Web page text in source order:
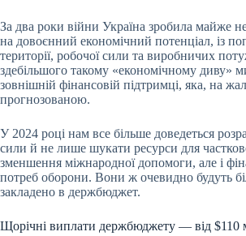
За два роки війни Україна зробила майже
на довоєнний економічний потенціал, із
території, робочої сили та виробничих
здебільшого такому «економічному диву»
зовнішній фінансовій підтримці, яка, на
прогнозованою.
У 2024 році нам все більше доведеться
сили й не лише шукати ресурси для
зменшення міжнародної допомоги, але і
потреб оборони. Вони ж очевидно будуть
закладено в держбюджет.
Щорічні виплати держбюджету — від $110